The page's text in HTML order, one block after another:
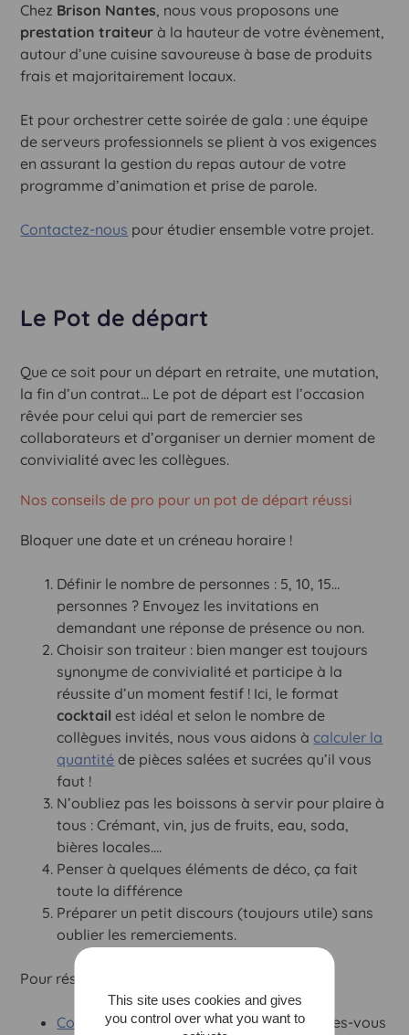
Chez Brison Nantes, nous vous proposons une
prestation traiteur à la hauteur de votre évènement,
autour d’une cuisine savoureuse à base de produits
frais et majoritairement locaux.
Et pour orchestrer cette soirée de gala : une équipe
de serveurs professionnels se plient à vos exigences
en assurant la gestion du repas autour de votre
programme d’animation et prise de parole.
Contactez-nous pour étudier ensemble votre projet.
Le Pot de départ
Que ce soit pour un départ en retraite, une mutation,
la fin d’un contrat… Le pot de départ est l’occasion
rêvée pour celui qui part de remercier ses
collaborateurs et d’organiser un dernier moment de
convivialité avec les collègues.
Nos conseils de pro pour un pot de départ réussi
Bloquer une date et un créneau horaire !
Définir le nombre de personnes : 5, 10, 15…
personnes ? Envoyez les invitations en
demandant une réponse de présence ou non.
Choisir son traiteur : bien manger est toujours
synonyme de convivialité et participe à la
réussite d’un moment festif ! Ici, le format
cocktail est idéal et selon le nombre de
collègues invités, nous vous aidons à calculer la
quantité de pièces salées et sucrées qu’il vous
faut !
N’oubliez pas les boissons à servir pour plaire à
tous : Crémant, vin, jus de fruits, eau, soda,
bières locales….
Penser à quelques éléments de déco, ça fait
toute la différence
Préparer un petit discours (toujours utile) sans
oublier les remerciements.
Pour réserver, rien de plus simple !
Commandez en ligne directement et faites-vous
This site uses cookies and gives
you control over what you want to